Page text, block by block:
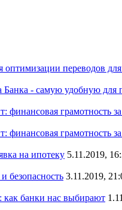
оптимизации переводов
- самую удобную для
финансовая грамотность
финансовая грамотность
на ипотеку 5.11.2019,
безопасность 3.11.2019,
как банки нас выбирают